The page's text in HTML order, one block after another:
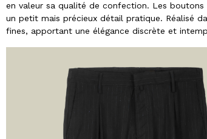
en valeur sa qualité de confection. Les
un petit mais précieux détail pratique. Réalisé
fines, apportant une élégance discrète et